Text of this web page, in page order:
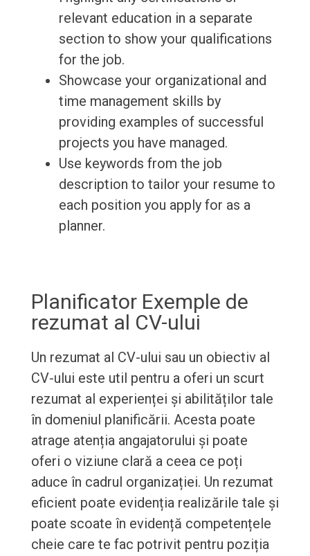
relevant education in a separate
section to show your qualifications
for the job.
Showcase your organizational and
time management skills by
providing examples of successful
projects you have managed.
Use keywords from the job
description to tailor your resume to
each position you apply for as a
planner.
Planificator Exemple de
rezumat al CV-ului
Un rezumat al CV-ului sau un obiectiv al
CV-ului este util pentru a oferi un scurt
rezumat al experienței și abilităților tale
în domeniul planificării. Acesta poate
atrage atenția angajatorului și poate
oferi o viziune clară a ceea ce poți
aduce în cadrul organizației. Un rezumat
eficient poate evidenția realizările tale și
poate scoate în evidență competențele
cheie care te fac potrivit pentru poziția